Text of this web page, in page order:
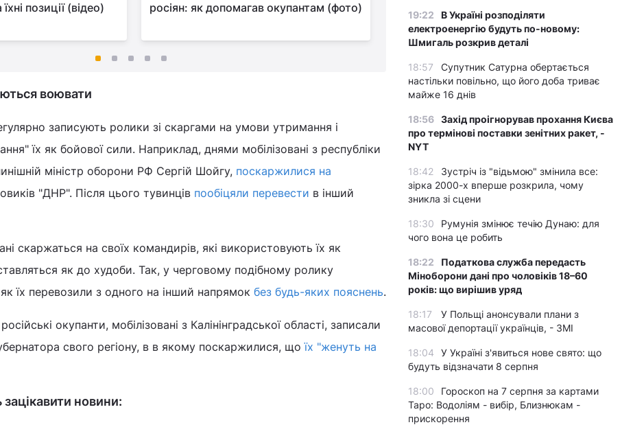
позиції (відео)
росіян: як допомагав окупантам (фото)
полонених з Маріуполя та острова
Зміїний
воювати
записують ролики зі скаргами на умови утримання і
їх як бойової сили. Наприклад, днями мобілізовані з республіки
міністр оборони РФ Сергій Шойгу, поскаржилися на
"ДНР". Після цього тувинців пообіцяли перевести в інший
скаржаться на своїх командирів, які використовують їх як
як до худоби. Так, у черговому подібному ролику
їх перевозили з одного на інший напрямок без будь-яких пояснень.
окупанти, мобілізовані з Калінінградської області, записали
свого регіону, в в якому поскаржилися, що їх "женуть на
новини:
19:22
В Україні розподіляти
електроенергію будуть по-новому:
Шмигаль розкрив деталі
18:57
Супутник Сатурна обертається
настільки повільно, що його доба триває
майже 16 днів
18:56 Захід проігнорував прохання Києва
про термінові поставки зенітних ракет, -
NYT
18:42
Зустріч із "відьмою" змінила все:
зірка 2000-х вперше розкрила, чому
зникла зі сцени
18:30
Румунія змінює течію Дунаю: для
чого вона це робить
18:22
Податкова служба передасть
Міноборони дані про чоловіків 18–60
років: що вирішив уряд
18:17
У Польщі анонсували плани з
масової депортації українців, - ЗМІ
18:04
У Україні з'явиться нове свято: що
будуть відзначати 8 серпня
18:00
Гороскоп на 7 серпня за картами
Таро: Водоліям - вибір, Близнюкам -
прискорення